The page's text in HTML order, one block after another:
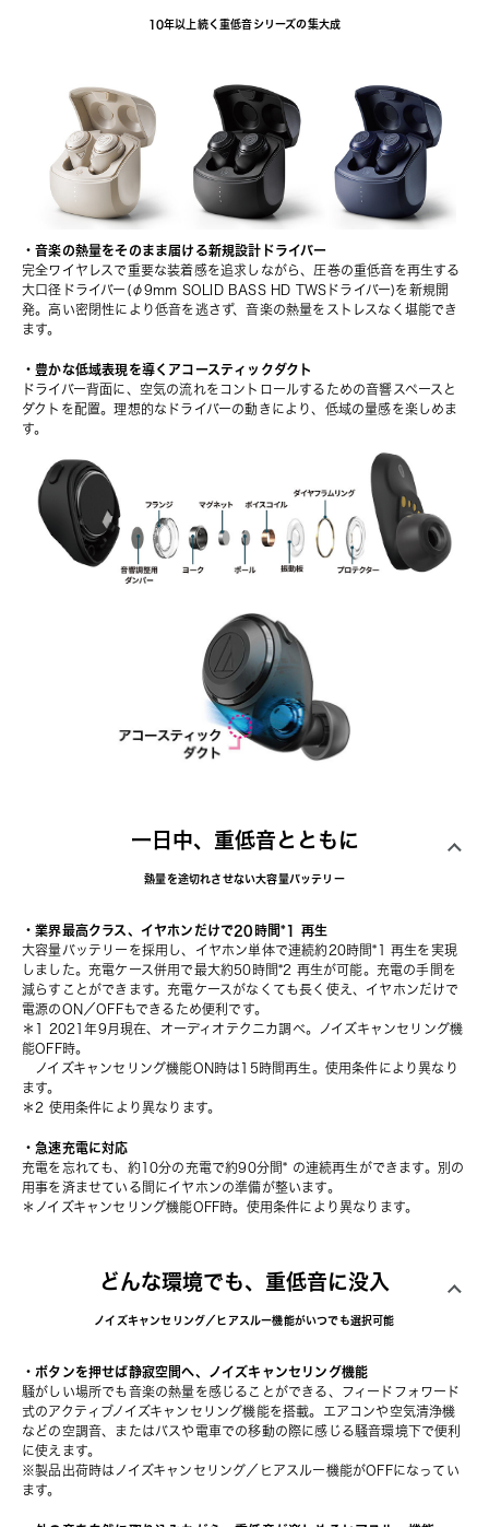
10年以上続く重低音シリーズの集大成
・音楽の熱量をそのまま届ける新規設計ドライバー
完全ワイヤレスで重要な装着感を追求しながら、圧巻の重低音を再生する
大口径ドライバー(φ9mm SOLID BASS HD TWSドライバー)を新規開
発。高い密閉性により低音を逃さず、音楽の熱量をストレスなく堪能でき
ます。
・豊かな低域表現を導くアコースティックダクト
ドライバー背面に、空気の流れをコントロールするための音響スペースと
ダクトを配置。理想的なドライバーの動きにより、低域の量感を楽しめま
す。
一日中、重低音とともに
熱量を途切れさせない大容量バッテリー
・業界最高クラス、イヤホンだけで20時間*1 再生
大容量バッテリーを採用し、イヤホン単体で連続約20時間*1 再生を実現
しました。充電ケース併用で最大約50時間*2 再生が可能。充電の手間を
減らすことができます。充電ケースがなくても長く使え、イヤホンだけで
電源のON／OFFもできるため便利です。
＊1 2021年9月現在、オーディオテクニカ調べ。ノイズキャンセリング機
能OFF時。
ノイズキャンセリング機能ON時は15時間再生。使用条件により異なり
ます。
＊2 使用条件により異なります。
・急速充電に対応
充電を忘れても、約10分の充電で約90分間* の連続再生ができます。別の
用事を済ませている間にイヤホンの準備が整います。
＊ノイズキャンセリング機能OFF時。使用条件により異なります。
どんな環境でも、重低音に没入
ノイズキャンセリング／ヒアスルー機能がいつでも選択可能
・ボタンを押せば静寂空間へ、ノイズキャンセリング機能
騒がしい場所でも音楽の熱量を感じることができる、フィードフォワード
式のアクティブノイズキャンセリング機能を搭載。エアコンや空気清浄機
などの空調音、またはバスや電車での移動の際に感じる騒音環境下で便利
に使えます。
※製品出荷時はノイズキャンセリング／ヒアスルー機能がOFFになってい
ます。